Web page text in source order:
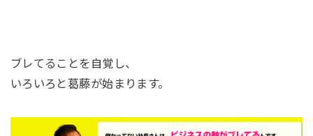
ブレてることを自覚し、
いろいろと葛藤が始まります。